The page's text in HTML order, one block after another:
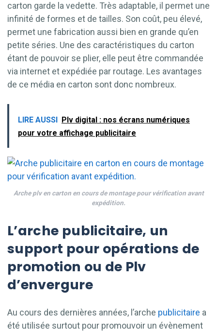
carton garde la vedette. Très adaptable, il permet une
infinité de formes et de tailles. Son coût, peu élevé,
permet une fabrication aussi bien en grande qu’en
petite séries. Une des caractéristiques du carton
étant de pouvoir se plier, elle peut être commandée
via internet et expédiée par routage. Les avantages
de ce média en carton sont donc nombreux.
LIRE AUSSI
Plv digital : nos écrans numériques
pour votre affichage publicitaire
Arche plv en carton en cours de montage pour vérification avant
expédition.
L’arche publicitaire, un
support pour opérations de
promotion ou de Plv
d’envergure
Au cours des dernières années, l’arche publicitaire a
été utilisée surtout pour promouvoir un évènement